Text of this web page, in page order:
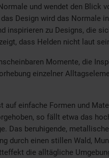
und wendet den Blick
Design wird das Normale
inspirieren zu Designs, die
dass Helden nicht laut
Momente, die
einzelner
auf einfache Formen und
so fällt etwa das
Das beruhigende,
durch einen stillen Wald,
die alltägliche